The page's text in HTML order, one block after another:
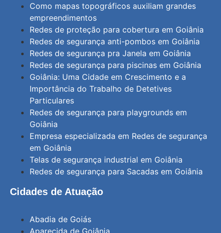
Como mapas topográficos auxiliam grandes
empreendimentos
Redes de proteção para cobertura em Goiânia
Redes de segurança anti-pombos em Goiânia
Redes de segurança pra Janela em Goiânia
Redes de segurança para piscinas em Goiânia
Goiânia: Uma Cidade em Crescimento e a
Importância do Trabalho de Detetives
Particulares
Redes de segurança para playgrounds em
Goiânia
Empresa especializada em Redes de segurança
em Goiânia
Telas de segurança industrial em Goiânia
Redes de segurança para Sacadas em Goiânia
Cidades de Atuação
Abadia de Goiás
Aparecida de Goiânia